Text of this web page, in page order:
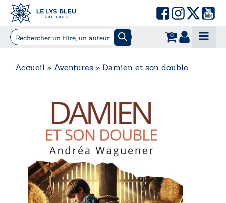
0
Accueil » Aventures » Damien et son double